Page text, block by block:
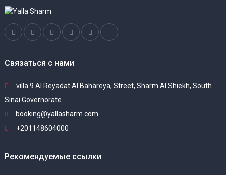
Связаться с нами
villa 9 Al Reyadat Al Bahareya, Street, Sharm Al Shiekh, South
Sinai Governorate
booking@yallasharm.com
+201148604000
Рекомендуемые ссылки